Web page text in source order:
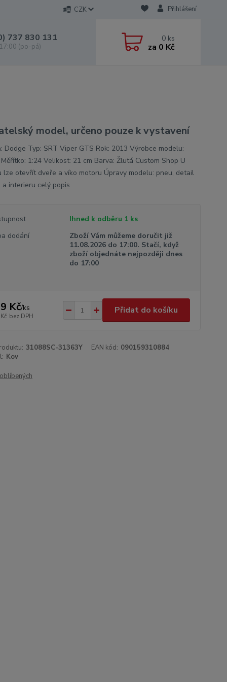
CZK Přihlášení
737 830 131
(po-pá)
0 ks
za 0 Kč
model, určeno pouze k vystavení
Dodge Typ: SRT Viper GTS Rok: 2013 Výrobce modelu:
1:24 Velikost: 21 cm Barva: Žlutá Custom Shop U
lze otevřít dveře a víko motoru Úpravy modelu: pneu, detail
a interieru celý popis
Ihned k odběru 1 ks
dodání
Zboží Vám můžeme doručit již
11.08.2026 do 17:00. Stačí, když
zboží objednáte nejpozději dnes
do 17:00
Kč/ks
bez DPH
Přidat do košíku
31088SC-31363Y EAN kód: 090159310884
Kov